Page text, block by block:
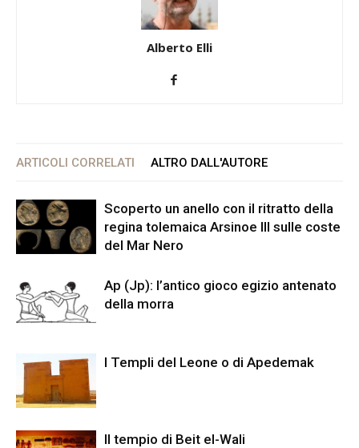
Alberto Elli
ARTICOLI CORRELATI ALTRO DALL'AUTORE
Scoperto un anello con il ritratto della
regina tolemaica Arsinoe III sulle coste
del Mar Nero
Ap (Jp): l’antico gioco egizio antenato
della morra
I Templi del Leone o di Apedemak
Il tempio di Beit el-Wali